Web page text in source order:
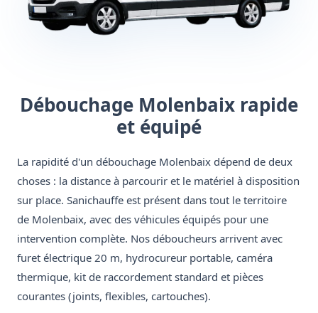
Débouchage Molenbaix rapide
et équipé
La rapidité d'un débouchage Molenbaix dépend de deux
choses : la distance à parcourir et le matériel à disposition
sur place. Sanichauffe est présent dans tout le territoire
de Molenbaix, avec des véhicules équipés pour une
intervention complète. Nos déboucheurs arrivent avec
furet électrique 20 m, hydrocureur portable, caméra
thermique, kit de raccordement standard et pièces
courantes (joints, flexibles, cartouches).